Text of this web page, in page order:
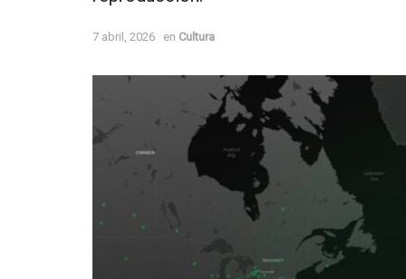
7 abril, 2026 en Cultura